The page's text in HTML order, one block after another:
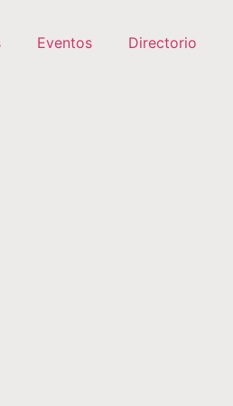
Eventos Directorio